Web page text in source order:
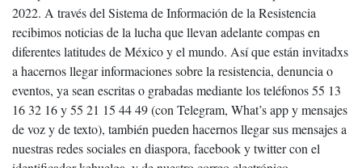
2022. A través del Sistema de Información de la Resistencia
recibimos noticias de la lucha que llevan adelante compas en
diferentes latitudes de México y el mundo. Así que están invitadxs
a hacernos llegar informaciones sobre la resistencia, denuncia o
eventos, ya sean escritas o grabadas mediante los teléfonos 55 13
16 32 16 y 55 21 15 44 49 (con Telegram, What’s app y mensajes
de voz y de texto), también pueden hacernos llegar sus mensajes a
nuestras redes sociales en diaspora, facebook y twitter con el